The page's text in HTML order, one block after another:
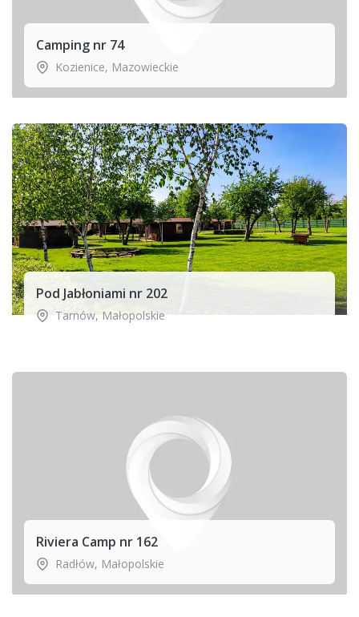
Camping nr 74
Kozienice, Mazowieckie
Pod Jabłoniami nr 202
Tarnów,Małopolskie
Riviera Camp nr 162
Radłów, Małopolskie